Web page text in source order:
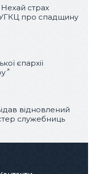
Нехай страх
про спадщину
єпархії
відновлений
служебниць